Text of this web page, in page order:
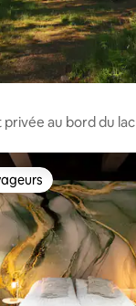
au bord du lac